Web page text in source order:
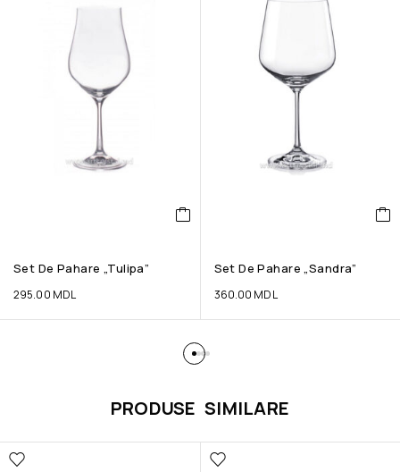
Set De Pahare „Tulipa”
295.00 MDL
Set De Pahare „Sandra”
360.00 MDL
PRODUSE SIMILARE